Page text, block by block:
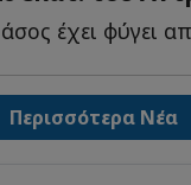
Περισσότερα Νέα